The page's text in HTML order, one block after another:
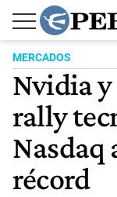
MERCADOS
Nvidia
rally
Nasdaq
récord